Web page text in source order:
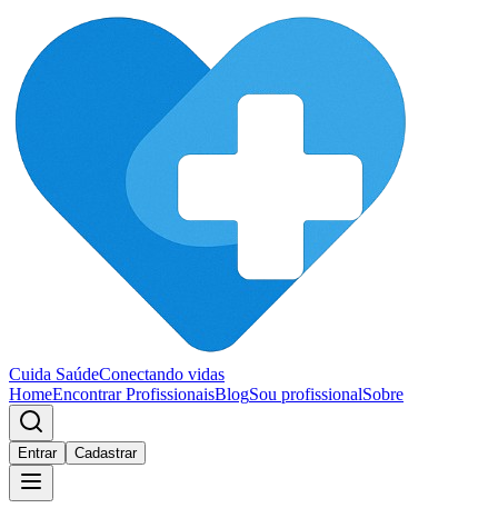
Cuida SaúdeConectando vidas
HomeEncontrar ProfissionaisBlogSou profissionalSobre
Entrar Cadastrar